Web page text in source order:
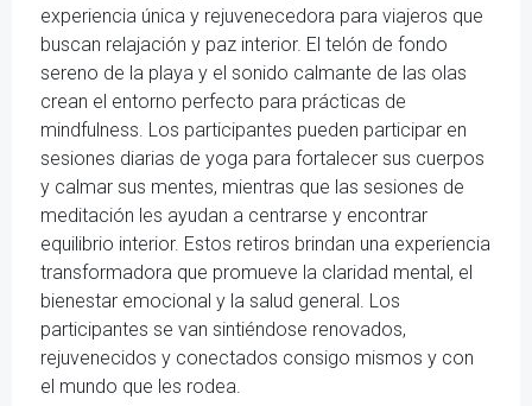
experiencia única y rejuvenecedora para viajeros que
buscan relajación y paz interior. El telón de fondo
sereno de la playa y el sonido calmante de las olas
crean el entorno perfecto para prácticas de
mindfulness. Los participantes pueden participar en
sesiones diarias de yoga para fortalecer sus cuerpos
y calmar sus mentes, mientras que las sesiones de
meditación les ayudan a centrarse y encontrar
equilibrio interior. Estos retiros brindan una experiencia
transformadora que promueve la claridad mental, el
bienestar emocional y la salud general. Los
participantes se van sintiéndose renovados,
rejuvenecidos y conectados consigo mismos y con
el mundo que les rodea.